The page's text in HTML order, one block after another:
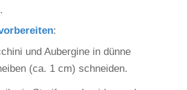
:
und Aubergine in dünne
(ca. 1 cm) schneiden.